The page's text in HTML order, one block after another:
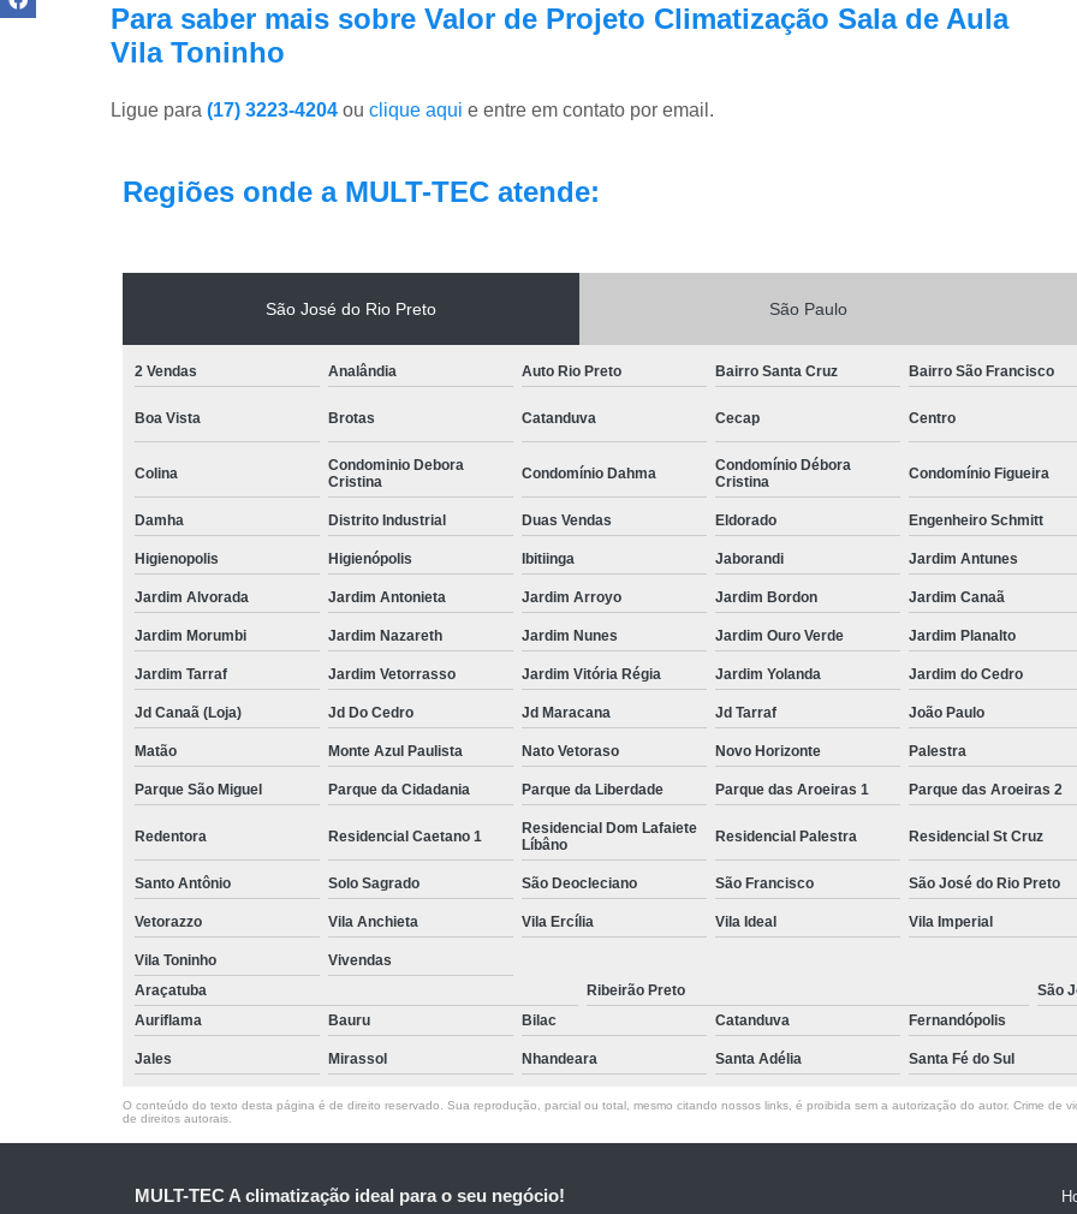
Sistema de Climatização Hospitalar
Para saber mais sobre Valor de Projeto Climatização Sala de Aula
Vila Toninho
Ligue para (17) 3223-4204 ou clique aqui e entre em contato por email.
Regiões onde a MULT-TEC atende:
São José do Rio Preto São Paulo
2 Vendas Analândia Auto Rio Preto Bairro Santa Cruz Bairro São Francisco
Boa Vista Brotas Catanduva Cecap Centro
Colina
Condominio Debora
Cristina
Condomínio Dahma
Condomínio Débora
Cristina
Condomínio Figueira
Damha Distrito Industrial Duas Vendas Eldorado Engenheiro Schmitt
Higienopolis Higienópolis Ibitiinga Jaborandi Jardim Antunes
Jardim Alvorada Jardim Antonieta Jardim Arroyo Jardim Bordon Jardim Canaã
Jardim Morumbi Jardim Nazareth Jardim Nunes Jardim Ouro Verde Jardim Planalto
Jardim Tarraf Jardim Vetorrasso Jardim Vitória Régia Jardim Yolanda Jardim do Cedro
Jd Canaã (Loja) Jd Do Cedro Jd Maracana Jd Tarraf João Paulo
Matão Monte Azul Paulista Nato Vetoraso Novo Horizonte Palestra
Parque São Miguel Parque da Cidadania Parque da Liberdade Parque das Aroeiras 1 Parque das Aroeiras 2
Redentora Residencial Caetano 1
Residencial Dom Lafaiete
Líbâno
Residencial Palestra Residencial St Cruz
Santo Antônio Solo Sagrado São Deocleciano São Francisco São José do Rio Preto
Vetorazzo Vila Anchieta Vila Ercília Vila Ideal Vila Imperial
Vila Toninho
Vivendas
Araçatuba
Ribeirão Preto
São
Auriflama
Bauru Bilac Catanduva Fernandópolis
Jales Mirassol Nhandeara Santa Adélia Santa Fé do Sul
O conteúdo do texto desta página é de direito reservado. Sua reprodução, parcial ou total, mesmo citando nossos links, é proibida sem a autorização do autor. Crime de
de direitos autorais
MULT-TEC A climatização ideal para o seu negócio!